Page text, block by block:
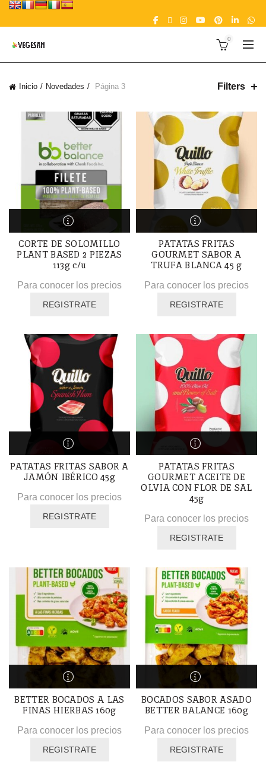
0
Inicio Novedades Página 3 Filters
CORTE DE SOLOMILLO
PLANT BASED 2 PIEZAS
113g c/u
Para conocer los precios
REGISTRATE
PATATAS FRITAS
GOURMET SABOR A
TRUFA BLANCA 45 g
Para conocer los precios
REGISTRATE
PATATAS FRITAS SABOR A
JAMÓN IBÉRICO 45g
Para conocer los precios
REGISTRATE
PATATAS FRITAS
GOURMET ACEITE DE
OLVIA CON FLOR DE SAL
45g
Para conocer los precios
REGISTRATE
BETTER BOCADOS A LAS
FINAS HIERBAS 160g
Para conocer los precios
REGISTRATE
BOCADOS SABOR ASADO
BETTER BALANCE 160g
Para conocer los precios
REGISTRATE